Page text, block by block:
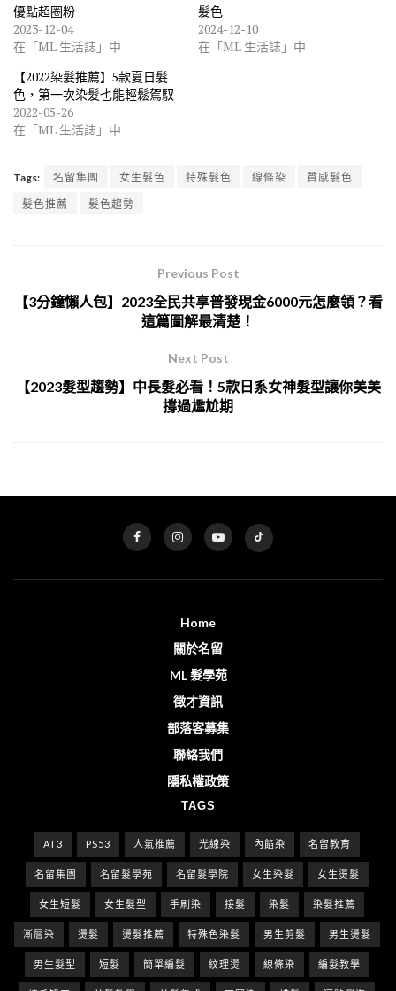
優點超圈粉
2023-12-04
在「ML 生活誌」中
髮色
2024-12-10
在「ML 生活誌」中
【2022染髮推薦】5款夏日髮
色，第一次染髮也能輕鬆駕馭
2022-05-26
在「ML 生活誌」中
Tags: 名留集團 女生髮色 特殊髮色 線條染
質感髮色
髮色推薦
髮色趨勢
Previous Post
【3分鐘懶人包】2023全民共享普發現金6000元怎麼領？看
這篇圖解最清楚！
Next Post
【2023髮型趨勢】中長髮必看！5款日系女神髮型讓你美美
撐過尷尬期
Home
關於名留
ML 髮學苑
徵才資訊
部落客募集
聯絡我們
隱私權政策
TAGS
AT3 PS53 人氣推薦 光線染 內餡染 名留教育
名留集團 名留髮學苑 名留髮學院 女生染髮 女生燙髮
女生短髮 女生髮型 手刷染 接髮 染髮 染髮推薦
漸層染 燙髮 燙髮推薦 特殊色染髮 男生剪髮 男生燙髮
男生髮型 短髮 簡單編髮 紋理燙 線條染 編髮教學